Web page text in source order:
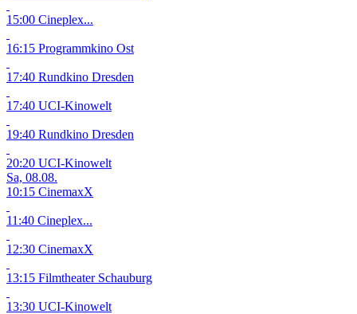
15:00 Cineplex...
16:15 Programmkino Ost
17:40 Rundkino Dresden
17:40 UCI-Kinowelt
19:40 Rundkino Dresden
20:20 UCI-Kinowelt
Sa, 08.08.
10:15 CinemaxX
11:40 Cineplex...
12:30 CinemaxX
13:15 Filmtheater Schauburg
13:30 UCI-Kinowelt